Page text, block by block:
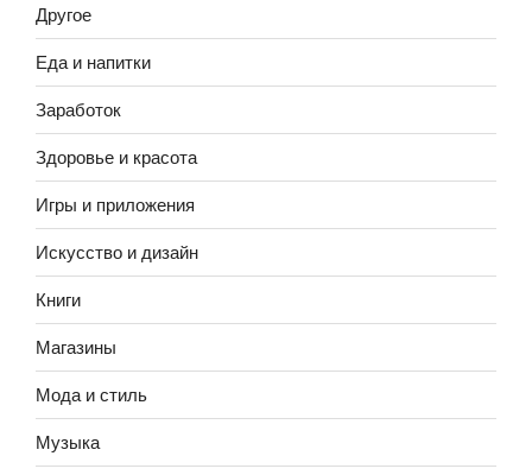
Другое
Еда и напитки
Заработок
Здоровье и красота
Игры и приложения
Искусство и дизайн
Книги
Магазины
Мода и стиль
Музыка